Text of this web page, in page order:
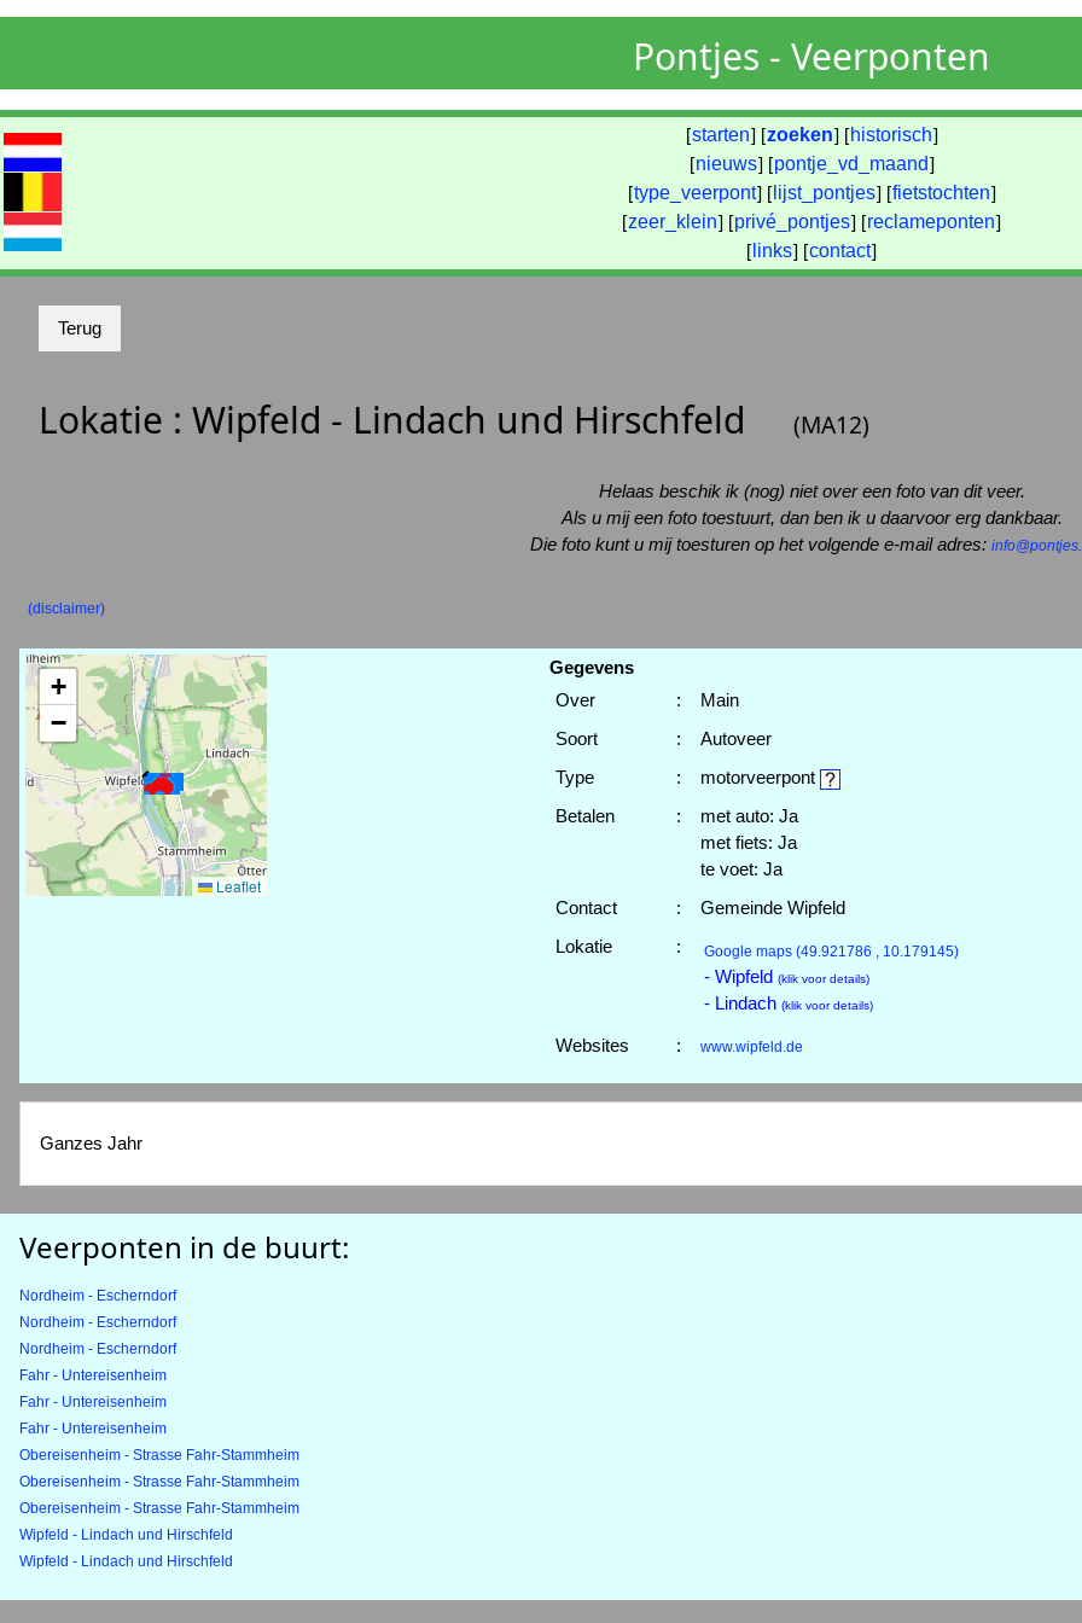
Pontjes - Veerponten
[starten] [zoeken] [ historisch]
[nieuws] [pontje_vd_maand]
[type_veerpont] [ lijst_pontjes] [fietstochten]
[zeer_klein] [privé_pontjes] [reclameponten]
[ links] [contact]
Lokatie : Wipfeld - Lindach und Hirschfeld (MA12)
Helaas beschik ik (nog) niet over een foto van dit veer.
Als u mij een foto toestuurt, dan ben ik u daarvoor erg dankbaar.
Die foto kunt u mij toesturen op het volgende e-mail adres:
(disclaimer)
+
−
Leaflet
Gegevens
Over
:
Main
Soort
:
Autoveer
Type
:
motorveerpont
Betalen
:
met auto: Ja
met fiets: Ja
te voet: Ja
Contact
:
Gemeinde Wipfeld
Lokatie
: Google maps (49.921786 , 10.179145)
- Wipfeld (klik voor details)
- Lindach (klik voor details)
Websites : www.wipfeld.de
Ganzes Jahr
Veerponten in de buurt:
Nordheim - Escherndorf
Nordheim - Escherndorf
Nordheim - Escherndorf
Fahr - Untereisenheim
Fahr - Untereisenheim
Fahr - Untereisenheim
Obereisenheim - Strasse Fahr-Stammheim
Obereisenheim - Strasse Fahr-Stammheim
Obereisenheim - Strasse Fahr-Stammheim
Wipfeld - Lindach und Hirschfeld
Wipfeld - Lindach und Hirschfeld